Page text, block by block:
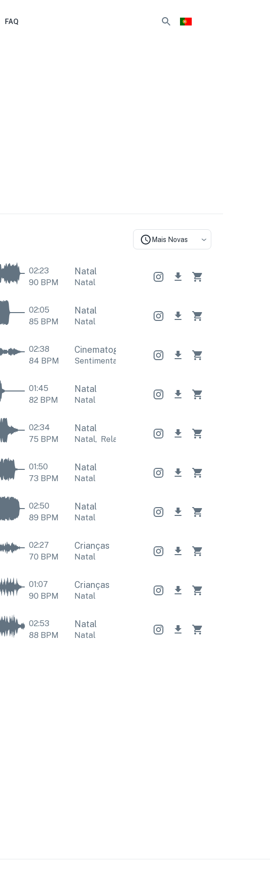
FAQ
Mais Novas
02:23
90 BPM
Natal
Natal
02:05
85 BPM
Natal
Natal
02:38
84 BPM
Cinematográfico Cinematográfico
Sentimental Esperançoso Sentimental
01:45
82BPM
Natal
Natal
02:34
75 BPM
Natal
Natal, Relaxante Natal Relaxante
01:50
73 BPM
Natal
Natal
02:50
89 BPM
Natal
Natal
02:27
70 BPM
Crianças
Natal
01:07
90 BPM
Crianças
Natal
02:53
88 BPM
Natal
Natal